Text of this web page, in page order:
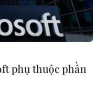
phụ thuộc phần